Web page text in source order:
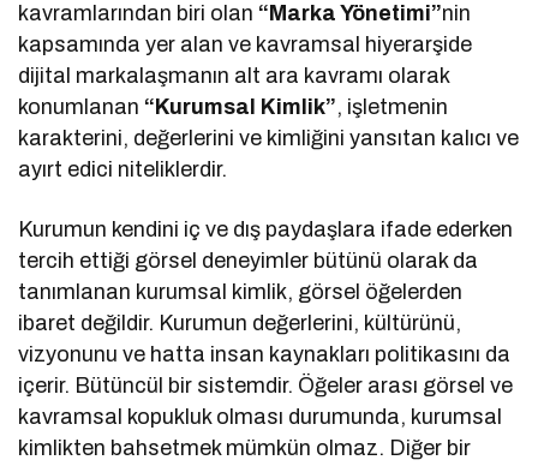
kavramlarından biri olan “Marka Yönetimi”nin
kapsamında yer alan ve kavramsal hiyerarşide
dijital markalaşmanın alt ara kavramı olarak
konumlanan “Kurumsal Kimlik”, işletmenin
karakterini, değerlerini ve kimliğini yansıtan kalıcı ve
ayırt edici niteliklerdir.
Kurumun kendini iç ve dış paydaşlara ifade ederken
tercih ettiği görsel deneyimler bütünü olarak da
tanımlanan kurumsal kimlik, görsel öğelerden
ibaret değildir. Kurumun değerlerini, kültürünü,
vizyonunu ve hatta insan kaynakları politikasını da
içerir. Bütüncül bir sistemdir. Öğeler arası görsel ve
kavramsal kopukluk olması durumunda, kurumsal
kimlikten bahsetmek mümkün olmaz. Diğer bir